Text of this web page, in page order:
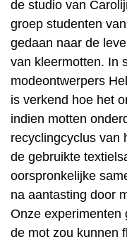
de studio van
groep studenten
gedaan naar de
van kleermotten. In
modeontwerpers
is verkend hoe het
indien motten
recyclingcyclus van
de gebruikte
oorspronkelijke
na aantasting door
Onze experimenten
de mot zou kunnen